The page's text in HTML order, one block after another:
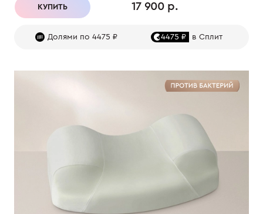
КУПИТЬ 17 900 р.
Долями по 4475 ₽ 4475 ₽ в Сплит